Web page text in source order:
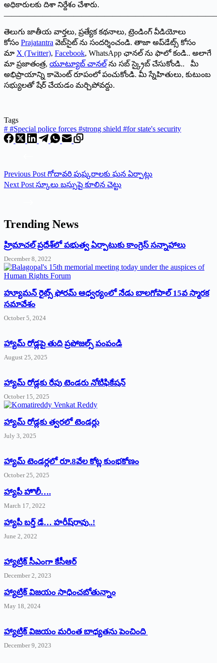
అధికారులకు దిశా నిర్దేశం చేశారు.
తెలుగు జాతీయ వార్తలు, ప్రత్యేక కథనాలు, ట్రెండింగ్ వీడియోలు
కోసం Prajatantra వెబ్‌సైట్ ను సందర్శించండి. తాజా అప్‌డేట్స్ కోసం
మా X (Twitter), Facebook, WhatsApp ఛానల్ ను ఫాలో కండి.. అలాగే
మా ప్రజాతంత్ర, యూట్యూబ్ చానల్ ను సబ్ స్క్రైబ్ చేసుకోండి.. మీ
అభిప్రాయాన్ని కామెంట్ రూపంలో పంచుకోండి. మీ స్నేహితులు, కుటుంబ
సభ్యులతో షేర్ చేయడం మర్చిపోవద్దు.
Tags
# #Special police forces #strong shield #for state's security
Previous Post గోదావరి పుష్కరాలకు ఘ‌న ఏర్పాట్లు
Next Post స్కూలు బస్సుపై కూలిన చెట్టు
Trending News
‌హ్రిమాచల్‌ ‌ప్రదేశ్‌లో పభుత్వ ఏర్పాటుకు కాంగ్రెస్‌ ‌సన్నాహాలు
December 8, 2022
హ్యూమన్‌ రైట్స్‌ ఫోరమ్‌ ఆధ్వర్యంలో నేడు బాలగోపాల్‌ 15వ స్మారక
సమావేశం
October 5, 2024
హ్యామ్‌ రోడ్లపై తుది ప్రపోజల్స్‌ పంపండి
August 25, 2025
హ్యామ్‌ రోడ్లకు రేపు టెండరు నోటిఫికేషన్‌
October 15, 2025
హ్యామ్‌ రోడ్లకు త్వరలో టెండర్లు
July 3, 2025
హ్యామ్‌ ‌టెండర్లలో రూ.8వేల కోట్ల కుంభకోణం
October 25, 2025
హ్యాపీ హొలీ….
March 17, 2022
హ్యాపీ బర్త్ ‌డే… హరీష్‌రావు..!
June 2, 2022
హ్యాట్రిక్‌ ‌సీఎంగా కేసీఆర్‌
December 2, 2023
హ్యాట్రిక్‌ విజయం సాధించబోతున్నాం
May 18, 2024
హ్యాట్రిక్ విజయం మరింత బాధ్యతను పెంచింది
December 9, 2023